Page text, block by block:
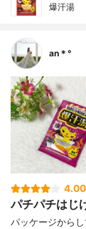
爆汗湯
an＊°
4.00
パチパチはじ
パッケージから